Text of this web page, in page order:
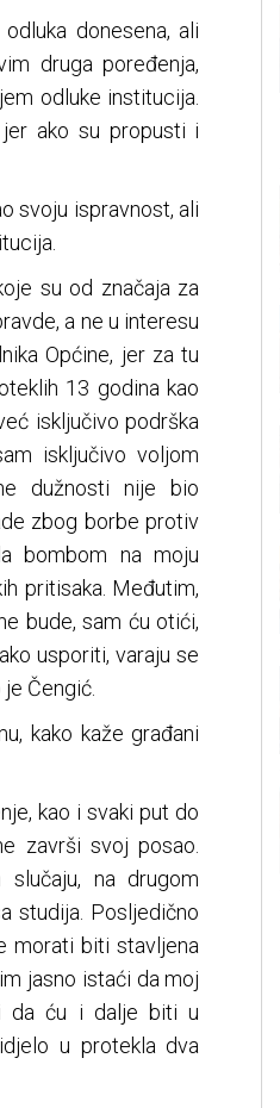
donesena, ali
druga poređenja,
odluke institucija.
ako su propusti i
svoju ispravnost, ali
su od značaja za
a ne u interesu
Općine, jer za tu
13 godina kao
isključivo podrška
isključivo voljom
dužnosti nije bio
zbog borbe protiv
bombom na moju
pritisaka. Međutim,
bude, sam ću otići,
usporiti, varaju se
Čengić.
kako kaže građani
kao i svaki put do
završi svoj posao.
na drugom
studija. Posljedično
morati biti stavljena
jasno istaći da moj
da ću i dalje biti u
u protekla dva